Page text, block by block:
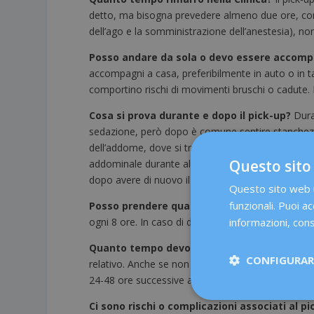
detto, ma bisogna prevedere almeno due ore,
dell’ago e la somministrazione dell’anestesia),
Posso andare da sola o devo essere
accompagni a casa, preferibilmente in auto o in
comportino rischi di movimenti bruschi o
Cosa si prova durante e dopo il pick-up?
sedazione, però dopo è comune sentire
dell’addome, dove si trovano le ovaie. Si può
addominale durante alcuni giorni. In generale, i
dopo avere di nuovo il ciclo.
Posso prendere qualche analgesico per
ogni 8 ore. In caso di dolore che aumenta in
Quanto tempo devo riposare e cosa si
relativo. Anche se non bisogna stare a letto e si
24-48 ore successive all’intervento. È
Ci sono rischi o complicazioni associati al
Questo
Questo sito web
funzionali. Puoi
informazioni,